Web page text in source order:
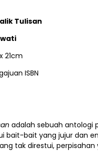
Tulisan
21cm
ISBN
adalah sebuah antologi
bait-bait yang jujur dan
tak direstui,